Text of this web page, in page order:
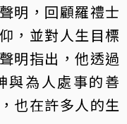
明，回顧羅禮士
，並對人生目標
明指出，他透過
與為人處事的善
也在許多人的生